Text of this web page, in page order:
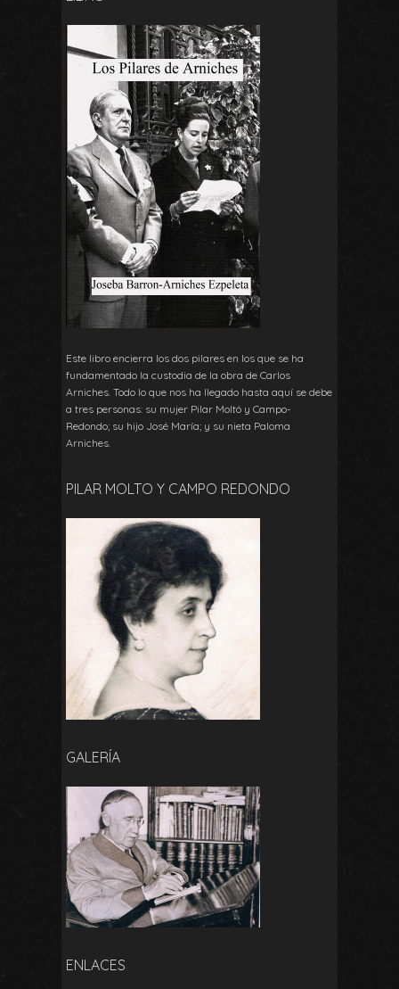
Este libro encierra los dos pilares en los que se ha
fundamentado la custodia de la obra de Carlos
Arniches. Todo lo que nos ha llegado hasta aquí se debe
a tres personas: su mujer Pilar Moltó y Campo-
Redondo; su hijo José María; y su nieta Paloma
Arniches.
PILAR MOLTO Y CAMPO REDONDO
GALERÍA
ENLACES